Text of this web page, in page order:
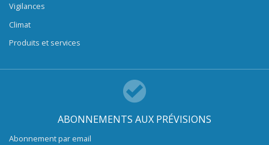
Vigilances
Climat
Produits et services
ABONNEMENTS AUX PRÉVISIONS
Abonnement par email